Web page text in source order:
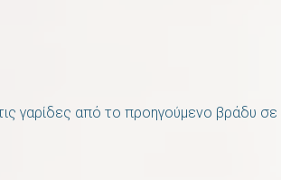
γαρίδες από το προηγούμενο βράδυ